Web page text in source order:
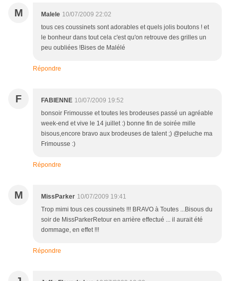
M Malele 10/07/2009 22:02
tous ces coussinets sont adorables et quels jolis boutons ! et
le bonheur dans tout cela c'est qu'on retrouve des grilles un
peu oubliées !Bises de Malélé
Répondre
F FABIENNE 10/07/2009 19:52
bonsoir Frimousse et toutes les brodeuses passé un agréable
week-end et vive le 14 juillet :) bonne fin de soirée mille
bisous,encore bravo aux brodeuses de talent ;) @peluche ma
Frimousse :)
Répondre
M MissParker 10/07/2009 19:41
Trop mimi tous ces coussinets !!! BRAVO à Toutes ...Bisous du
soir de MissParkerRetour en arrière effectué ... il aurait été
dommage, en effet !!!
Répondre